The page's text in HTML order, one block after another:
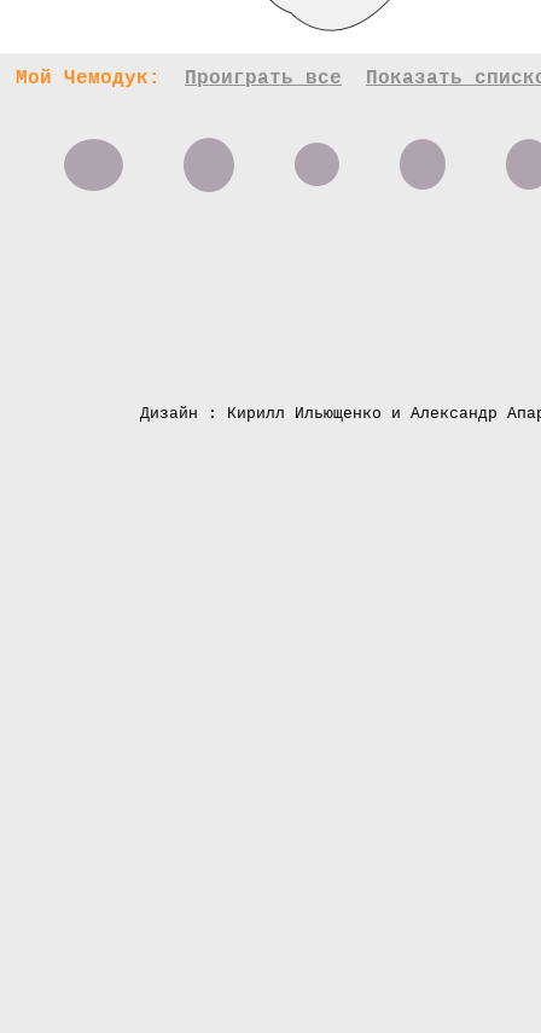
Мой Чемодук: Проиграть все Показать
Дизайн : Кирилл Ильющенко и Александр